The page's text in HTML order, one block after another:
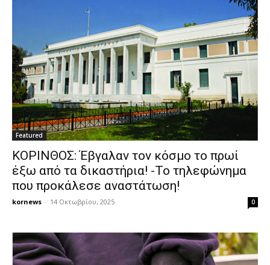
Featured
ΚΟΡΙΝΘΟΣ: Έβγαλαν τον κόσμο το πρωί
έξω από τα δικαστήρια! -Το τηλεφώνημα
που προκάλεσε αναστάτωση!
kornews - 14 Οκτωβρίου, 2025 0